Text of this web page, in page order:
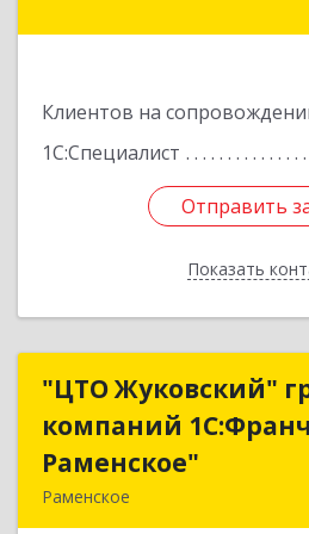
Клиентов на
1С:Специалист
Отправить
Показать
Отправить
Назад
"ЦТО Жуковский"
компаний
Раменское"
Раменское
"ЦТО
компаний